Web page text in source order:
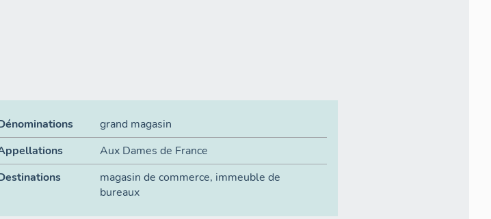
grand magasin
Aux Dames de France
magasin de commerce, immeuble de
bureaux